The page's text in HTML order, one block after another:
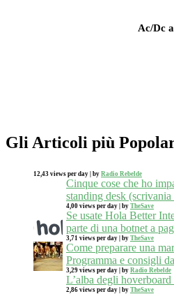
Ac/Dc
Gli Articoli più
12,43 views per day by Radio Rebelde
Cinque cose che ho
standing desk
4,00 views per day by TheSave
Se usate Hola Better
parte di una botnet a
3,71 views per day by TheSave
Come preparare una
Programma e consigli
3,29 views per day by Radio Rebelde
L’alba degli
2,86 views per day by TheSave